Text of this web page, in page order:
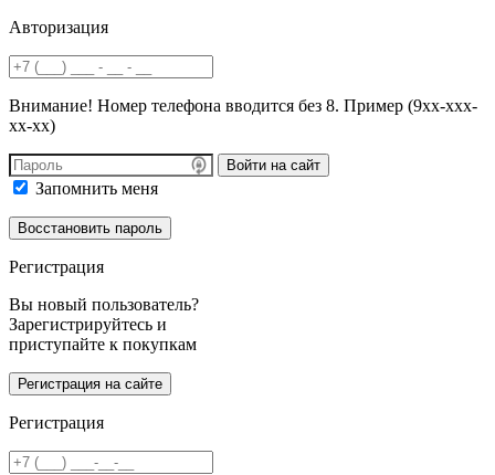
Авторизация
Внимание! Номер телефона вводится без 8. Пример (9хх-ххх-
хх-хх)
Войти на сайт
Запомнить меня
Регистрация
Вы новый пользователь?
Зарегистрируйтесь и
приступайте к покупкам
Регистрация